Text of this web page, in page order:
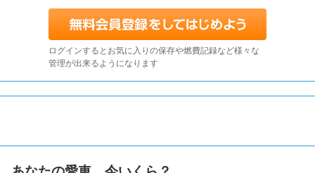
ログインするとお気に入りの保存や燃費記録など様々な
管理が出来るようになります